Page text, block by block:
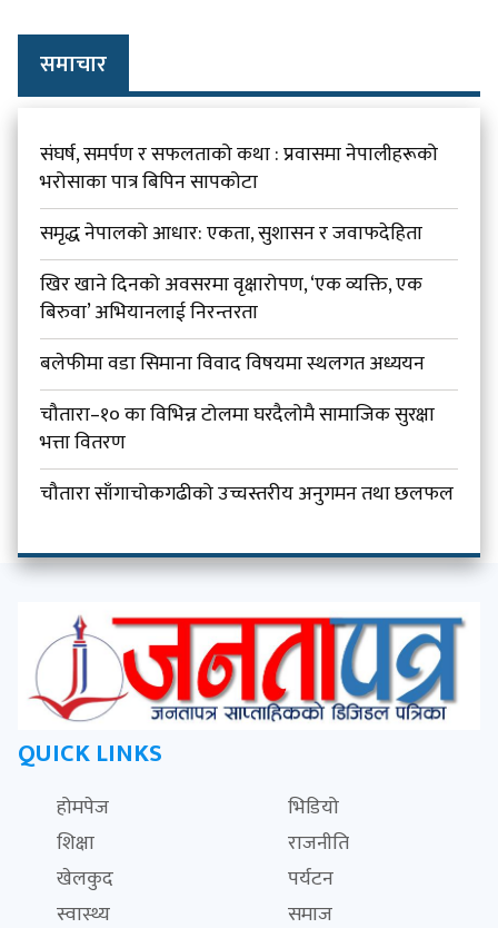
समाचार
संघर्ष, समर्पण र सफलताको कथा : प्रवासमा नेपालीहरूको
भरोसाका पात्र बिपिन सापकोटा
समृद्ध नेपालको आधार: एकता, सुशासन र जवाफदेहिता
खिर खाने दिनको अवसरमा वृक्षारोपण, ‘एक व्यक्ति, एक
बिरुवा’ अभियानलाई निरन्तरता
बलेफीमा वडा सिमाना विवाद विषयमा स्थलगत अध्ययन
चौतारा–१० का विभिन्न टोलमा घरदैलोमै सामाजिक सुरक्षा
भत्ता वितरण
चौतारा साँगाचोकगढीको उच्चस्तरीय अनुगमन तथा छलफल
QUICK LINKS
होमपेज
भिडियो
शिक्षा
राजनीति
खेलकुद
पर्यटन
स्वास्थ्य
समाज